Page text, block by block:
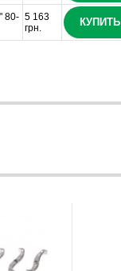
80- 5 163
грн.
КУПИТЬ